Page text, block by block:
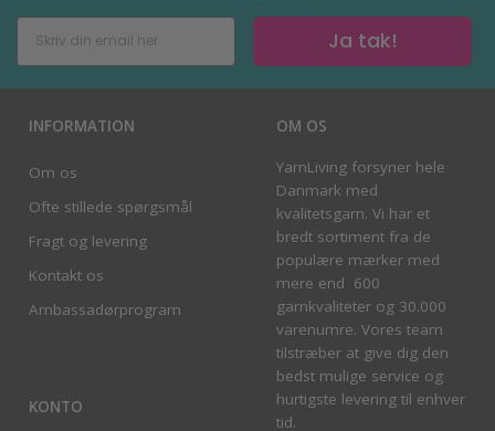
Ja tak!
INFORMATION
Om os
Ofte stillede spørgsmål
Fragt og levering
Kontakt os
Ambassadørprogram
KONTO
OM OS
YarnLiving forsyner hele
Danmark med
kvalitetsgarn. Vi har et
bredt sortiment fra de
populære mærker med
mere end 600
garnkvaliteter og 30.000
varenumre. Vores team
tilstræber at give dig den
bedst mulige service og
hurtigste levering til enhver
tid.